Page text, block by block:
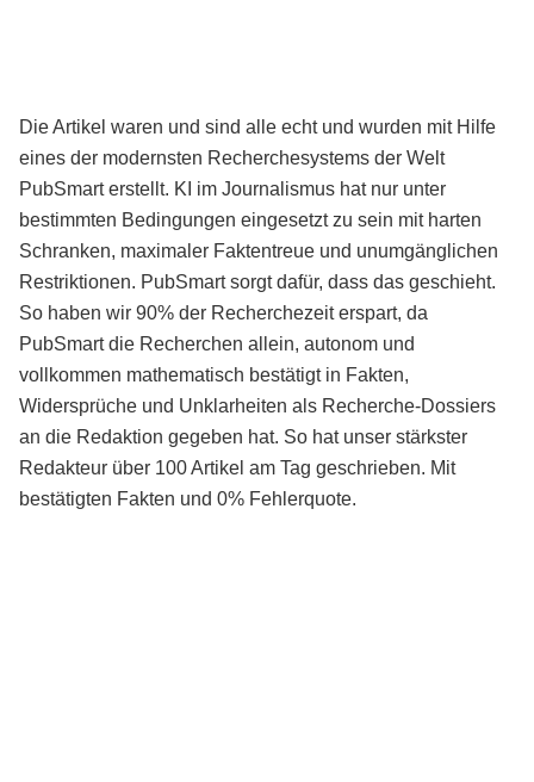
Die Artikel waren und sind alle echt und wurden mit Hilfe
eines der modernsten Recherchesystems der Welt
PubSmart erstellt. KI im Journalismus hat nur unter
bestimmten Bedingungen eingesetzt zu sein mit harten
Schranken, maximaler Faktentreue und unumgänglichen
Restriktionen. PubSmart sorgt dafür, dass das geschieht.
So haben wir 90% der Recherchezeit erspart, da
PubSmart die Recherchen allein, autonom und
vollkommen mathematisch bestätigt in Fakten,
Widersprüche und Unklarheiten als Recherche-Dossiers
an die Redaktion gegeben hat. So hat unser stärkster
Redakteur über 100 Artikel am Tag geschrieben. Mit
bestätigten Fakten und 0% Fehlerquote.